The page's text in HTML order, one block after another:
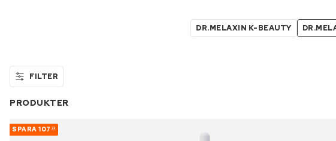
DR.MELAXIN K-BEAUTY
FILTER
PRODUKTER
SPARA 107 73